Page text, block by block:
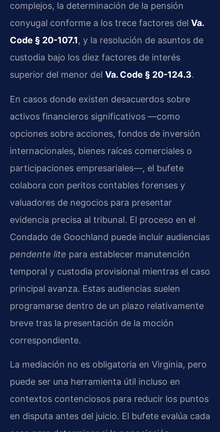
complejos, la determinación de la pensión
conyugal conforme a los trece factores del Va.
Code § 20-107.1, y la resolución de asuntos de
custodia bajo los diez factores de interés
superior del menor del Va. Code § 20-124.3.
En casos donde existen desacuerdos sobre
activos financieros significativos —como
opciones sobre acciones, fondos de inversión
internacionales, bienes raíces comerciales o
participaciones empresariales—, el bufete
colabora con peritos contables forenses y
valuadores de negocios para presentar
evidencia precisa al tribunal. El proceso en el
Condado de Goochland puede incluir audiencias
pendente lite para establecer manutención
temporal y custodia provisional mientras el caso
principal avanza. Estas audiencias suelen
programarse dentro de un plazo relativamente
breve tras la presentación de la moción
correspondiente.
La mediación no es obligatoria en Virginia, pero
puede ser una herramienta útil incluso en
contextos contenciosos para reducir los puntos
en disputa antes del juicio. El bufete evalúa cada